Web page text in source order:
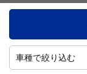
車種で絞り込む